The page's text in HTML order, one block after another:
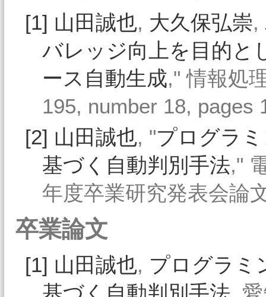
[1] 山田誠也, 大久保弘崇,
バレッジ向上を目的と
ース自動生成," 情報処
195, number 18, pages
[2] 山田誠也, "プログラ
基づく自動判別手法,"
年度卒業研究発表会論
卒業論文
[1] 山田誠也, プログラミ